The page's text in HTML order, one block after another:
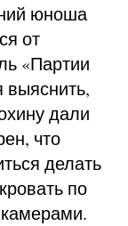
юноша
от
«Партии
выяснить,
дали
что
делать
по